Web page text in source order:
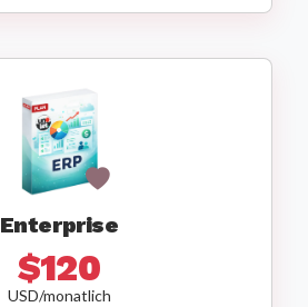
Enterprise
$120
USD/monatlich